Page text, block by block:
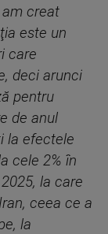
creat
este un
care
deci arunci
pentru
de anul
la efectele
cele 2% în
la care
ceea ce a
la